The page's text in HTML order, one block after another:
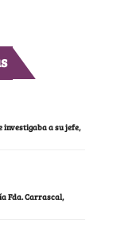
investigaba a su jefe,
Fda. Carrascal,